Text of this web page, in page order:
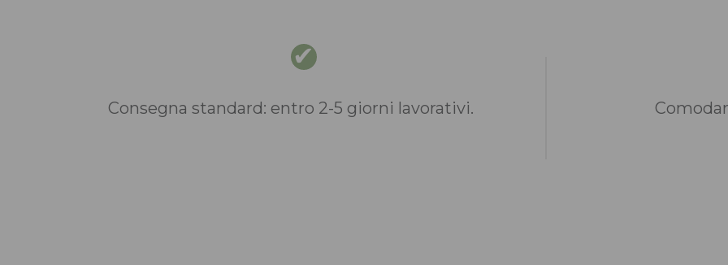
Consegna standard: entro 2-5 giorni lavorativi.